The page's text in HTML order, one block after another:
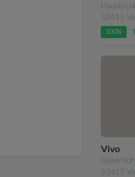
33415
100%
Vivo
33415